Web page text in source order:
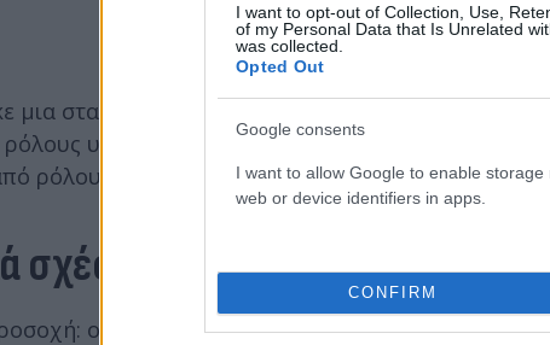
I want to opt-out of Collection, Use,
of my Personal Data that Is Unrelated
was collected.
Opted Out
Google consents
I want to allow Google to enable
web or device identifiers in apps.
CONFIRM
μια στατιστική συσχέτιση ανάμεσα στην παιδική
ρόλους υποταγής. Με άλλα λόγια, όσοι είχαν
ρόλους όπου παραχωρούν τον έλεγχο.
σχέση ανάμεσα σε τραύμα
οι ίδιοι οι ερευνητές τονίζουν ότι η